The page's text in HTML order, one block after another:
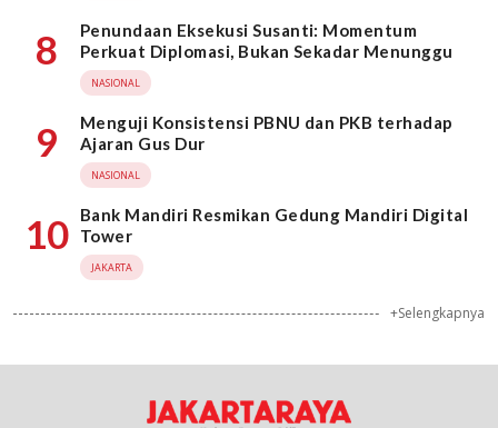
8
Penundaan Eksekusi Susanti: Momentum
Perkuat Diplomasi, Bukan Sekadar Menunggu
NASIONAL
9
Menguji Konsistensi PBNU dan PKB terhadap
Ajaran Gus Dur
NASIONAL
10
Bank Mandiri Resmikan Gedung Mandiri Digital
Tower
JAKARTA
+Selengkapnya